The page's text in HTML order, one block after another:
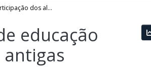
Resgatando a participação dos alunos nas aulas de educação física através de jogos e brincadeiras populares e antigas
educação